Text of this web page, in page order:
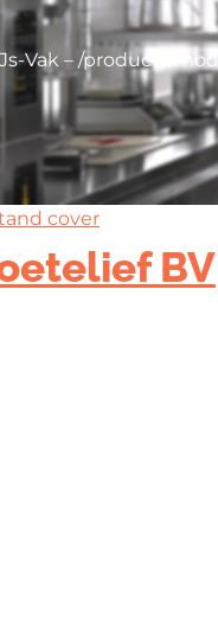
Vak – /products/
BV